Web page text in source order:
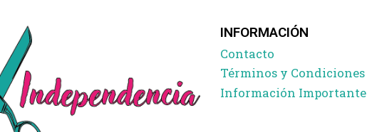
INFORMACIÓN
Contacto
Términos y Condiciones
Información Importante